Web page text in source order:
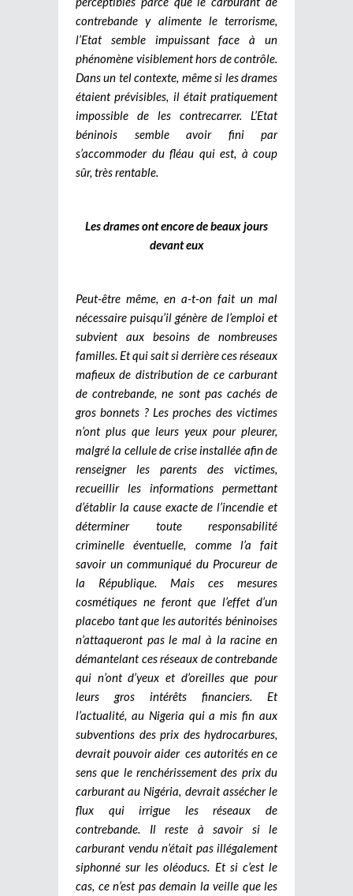
contrebande y alimente le terrorisme,
l’Etat semble impuissant face à un
phénomène visiblement hors de contrôle.
Dans un tel contexte, même si les drames
étaient prévisibles, il était pratiquement
impossible de les contrecarrer. L’Etat
béninois semble avoir fini par
s’accommoder du fléau qui est, à coup
sûr, très rentable.
Les drames ont encore de beaux jours
devant eux
Peut-être même, en a-t-on fait un mal
nécessaire puisqu’il génère de l’emploi et
subvient aux besoins de nombreuses
familles. Et qui sait si derrière ces réseaux
mafieux de distribution de ce carburant
de contrebande, ne sont pas cachés de
gros bonnets ? Les proches des victimes
n’ont plus que leurs yeux pour pleurer,
malgré la cellule de crise installée afin de
renseigner les parents des victimes,
recueillir les informations permettant
d’établir la cause exacte de l’incendie et
déterminer toute responsabilité
criminelle éventuelle, comme l’a fait
savoir un communiqué du Procureur de
la République. Mais ces mesures
cosmétiques ne feront que l’effet d’un
placebo tant que les autorités béninoises
n’attaqueront pas le mal à la racine en
démantelant ces réseaux de contrebande
qui n’ont d’yeux et d’oreilles que pour
leurs gros intérêts financiers. Et
l’actualité, au Nigeria qui a mis fin aux
subventions des prix des hydrocarbures,
devrait pouvoir aider ces autorités en ce
sens que le renchérissement des prix du
carburant au Nigéria, devrait assécher le
flux qui irrigue les réseaux de
contrebande. Il reste à savoir si le
carburant vendu n’était pas illégalement
siphonné sur les oléoducs. Et si c’est le
cas, ce n’est pas demain la veille que les